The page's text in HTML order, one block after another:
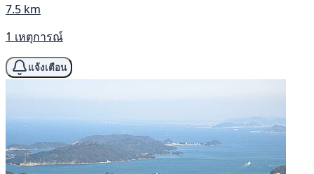
7.5 km
1 เหตุการณ์
แจ้งเตือน